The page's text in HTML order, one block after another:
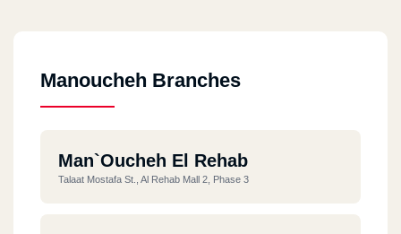
Manoucheh Branches
Man`oucheh El Rehab
Talaat Mostafa St., Al Rehab Mall 2, Phase 3